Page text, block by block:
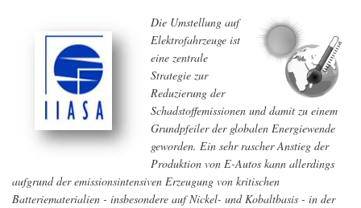
Die Umstellung auf
Elektrofahrzeuge ist
eine zentrale
Strategie zur
Reduzierung der
Schadstoffemissionen und damit zu einem
Grundpfeiler der globalen Energiewende
geworden. Ein sehr rascher Anstieg der
Produktion von E-Autos kann allerdings
aufgrund der emissionsintensiven Erzeugung von kritischen
Batteriematerialien - insbesondere auf Nickel- und Kobaltbasis - in der